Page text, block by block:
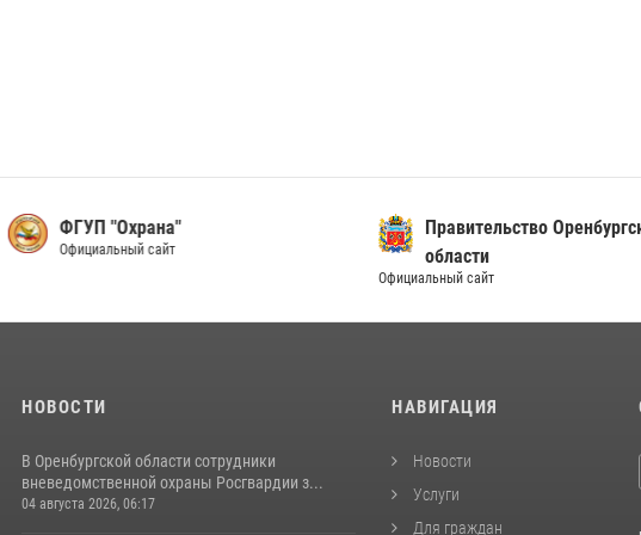
ФГУП "Охрана"
Официальный сайт
Правительство
области
Официальный сайт
НОВОСТИ
В Оренбургской области сотрудники
вневедомственной охраны Росгвардии з...
04 августа 2026, 06:17
НАВИГАЦИЯ
Новости
Услуги
Для граждан